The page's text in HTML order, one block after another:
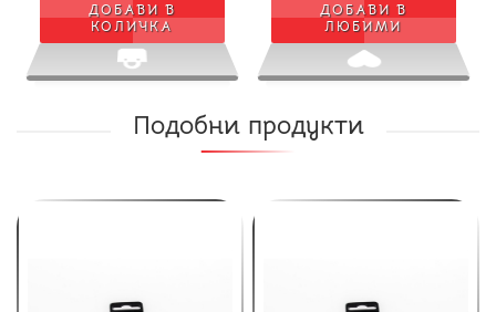
ДОБАВИ В
КОЛИЧКА
ДОБАВИ В
ЛЮБИМИ
Подобни продукти